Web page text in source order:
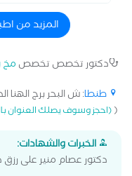
المزيد من
دكتور تخصص تخصص مخ
طنطا: ش البحر برج الهنا
((احجز وسوف يصلك العنوان
الخبرات والشهادات:
دكتور عصام منير على